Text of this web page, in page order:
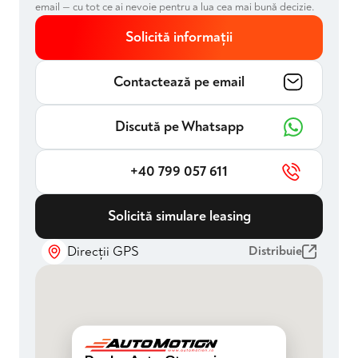
email — cu tot ce ai nevoie pentru a lua cea mai bună decizie.
Solicită informații
Contactează pe email
Discută pe Whatsapp
+40 799 057 611
Solicită simulare leasing
Direcții GPS Distribuie